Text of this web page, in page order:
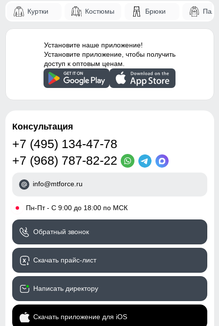
Куртки Костюмы Брюки
Установите наше приложение!
Установите приложение, чтобы получить
доступ к оптовым ценам.
Консультация
+7 (495) 134-47-78
+7 (968) 787-82-22
info@mtforce.ru
• Пн-Пт - С 9:00 до 18:00 по МСК
Обратный звонок
Скачать прайс-лист
Написать директору
Скачать приложение для iOS